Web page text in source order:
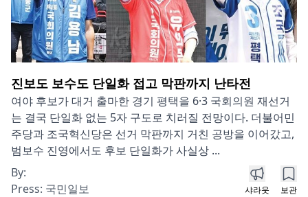
진보도 보수도 단일화 접고 막판까지 난타전
여야 후보가 대거 출마한 경기 평택을 6·3 국회의원 재선거
는 결국 단일화 없는 5자 구도로 치러질 전망이다. 더불어민
주당과 조국혁신당은 선거 막판까지 거친 공방을 이어갔고,
범보수 진영에서도 후보 단일화가 사실상 ...
By:
Press: 국민일보 샤라웃 보관